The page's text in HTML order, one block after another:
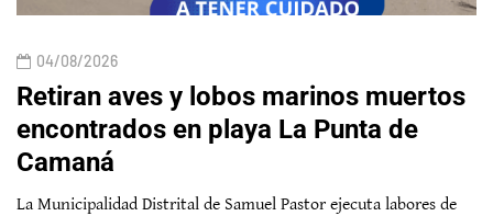
04/08/2026
Retiran aves y lobos marinos muertos
encontrados en playa La Punta de
Camaná
La Municipalidad Distrital de Samuel Pastor ejecuta labores de